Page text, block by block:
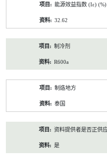
能源效益指数 (Iε) (%)
32.62
制冷剂
R600a
制造地方
泰国
资料提供者是否正供
是